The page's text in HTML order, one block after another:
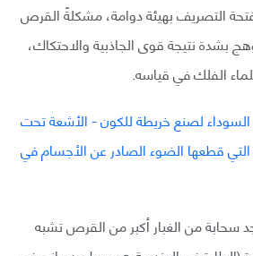
التصريف بهيئة دوامة، مشكلةً القرص
بشدة نتيجة قوى الجاذبية والاحتكاك،
الفلك في قياسه.
سحابة من الغبار أكبر من القرص تشبه